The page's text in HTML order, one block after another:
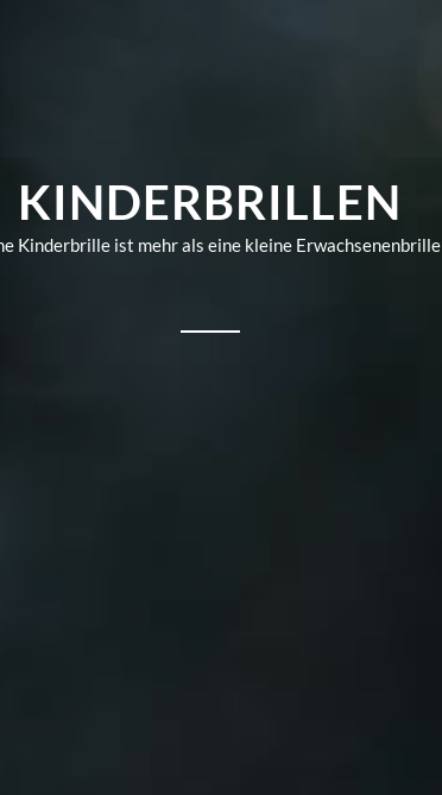
KINDERBRILLEN
Kinderbrille ist mehr als eine kleine Erwachsenenbrille